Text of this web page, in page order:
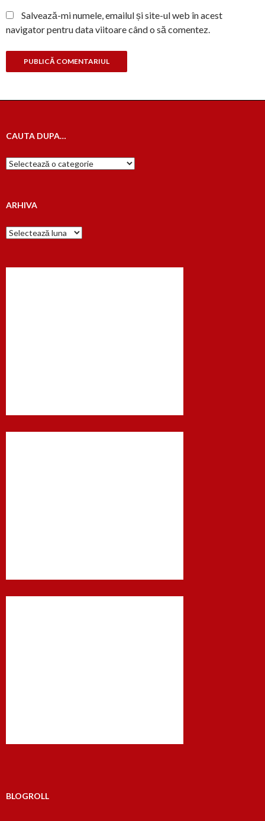
Salvează-mi numele, emailul și site-ul web în acest
navigator pentru data viitoare când o să comentez.
CAUTA DUPA…
Cauta
dupa…
ARHIVA
Arhiva
BLOGROLL